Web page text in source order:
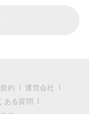
約
運営会社
ある質問